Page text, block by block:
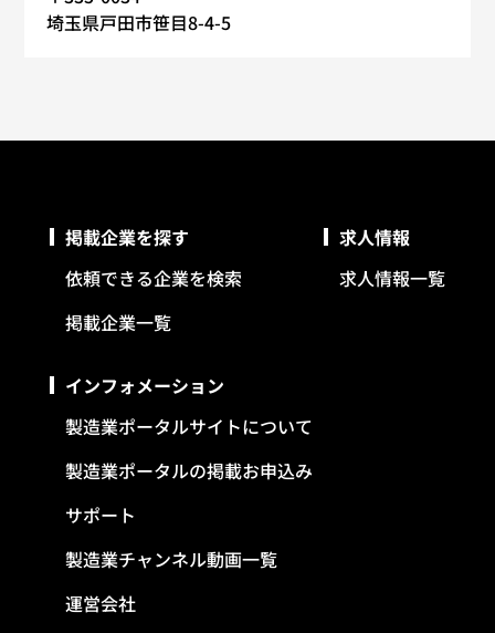
埼玉県戸田市笹目8-4-5
掲載企業を探す
依頼できる企業を検索
掲載企業一覧
求人情報
求人情報一覧
インフォメーション
製造業ポータルサイトについて
製造業ポータルの掲載お申込み
サポート
製造業チャンネル動画一覧
運営会社